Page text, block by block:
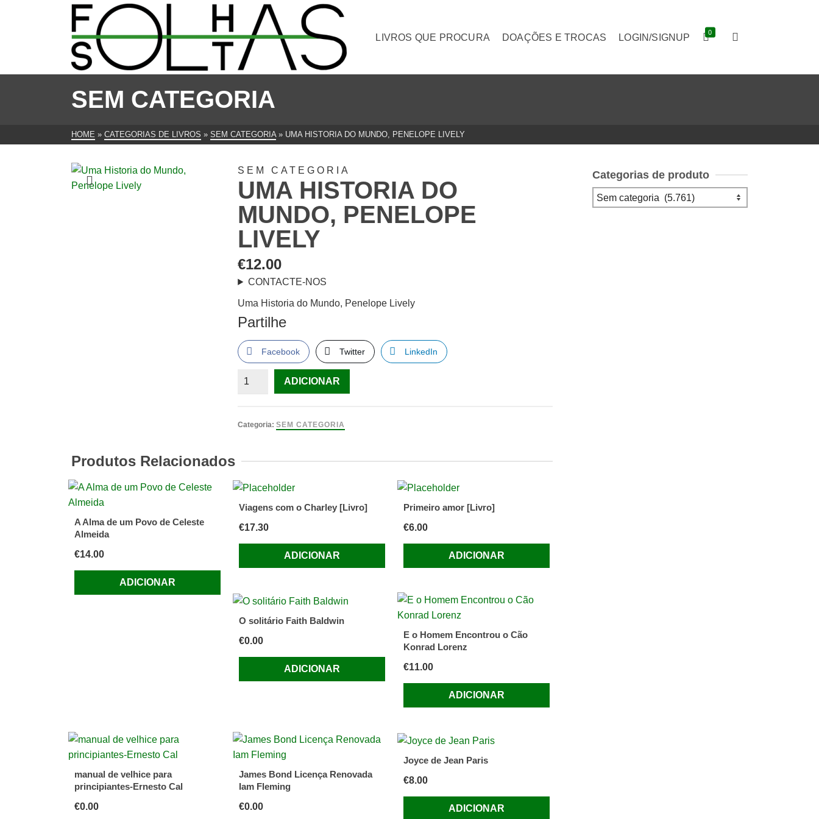
LIVROS QUE PROCURA DOAÇÕES E TROCAS LOGIN/SIGNUP 0
SEM CATEGORIA
HOME » CATEGORIAS DE LIVROS » SEM CATEGORIA » UMA HISTORIA DO MUNDO, PENELOPE LIVELY
SEM CATEGORIA
UMA HISTORIA DO
MUNDO, PENELOPE
LIVELY
€12.00
CONTACTE-NOS
Uma Historia do Mundo, Penelope Lively
Partilhe
Facebook Twitter LinkedIn
Quantidade
Historia
Lively
ADICIONAR
Categoria:SEM CATEGORIA
Produtos Relacionados
A Alma de um Povo de Celeste
Almeida
€14.00
ADICIONAR
Viagens com o Charley [Livro]
€17.30
ADICIONAR
Primeiro amor [Livro]
€6.00
ADICIONAR
O solitário Faith Baldwin
€0.00
ADICIONAR
E o Homem Encontrou o Cão
Konrad Lorenz
€11.00
ADICIONAR
manual de velhice para
principiantes-Ernesto Cal
€0.00
James Bond Licença Renovada
Iam Fleming
€0.00
Joyce de Jean Paris
€8.00
ADICIONAR
Categorias de produto